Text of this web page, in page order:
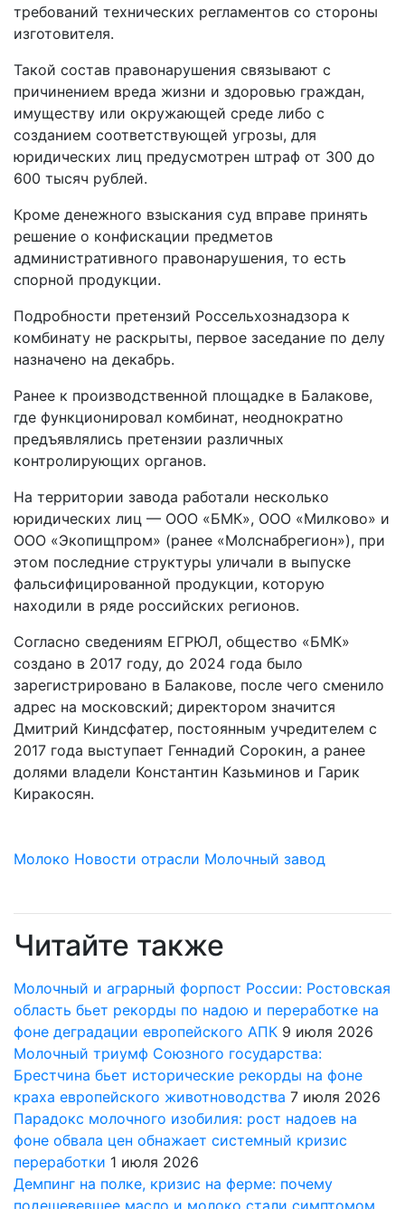
требований технических регламентов со стороны
изготовителя.
Такой состав правонарушения связывают с
причинением вреда жизни и здоровью граждан,
имуществу или окружающей среде либо с
созданием соответствующей угрозы, для
юридических лиц предусмотрен штраф от 300 до
600 тысяч рублей.
Кроме денежного взыскания суд вправе принять
решение о конфискации предметов
административного правонарушения, то есть
спорной продукции.
Подробности претензий Россельхознадзора к
комбинату не раскрыты, первое заседание по делу
назначено на декабрь.
Ранее к производственной площадке в Балакове,
где функционировал комбинат, неоднократно
предъявлялись претензии различных
контролирующих органов.
На территории завода работали несколько
юридических лиц — ООО «БМК», ООО «Милково» и
ООО «Экопищпром» (ранее «Молснабрегион»), при
этом последние структуры уличали в выпуске
фальсифицированной продукции, которую
находили в ряде российских регионов.
Согласно сведениям ЕГРЮЛ, общество «БМК»
создано в 2017 году, до 2024 года было
зарегистрировано в Балакове, после чего сменило
адрес на московский; директором значится
Дмитрий Киндсфатер, постоянным учредителем с
2017 года выступает Геннадий Сорокин, а ранее
долями владели Константин Казьминов и Гарик
Киракосян.
Молоко Новости отрасли Молочный завод
Читайте также
Молочный и аграрный форпост России: Ростовская
область бьет рекорды по надою и переработке на
фоне деградации европейского АПК 9 июля 2026
Молочный триумф Союзного государства:
Брестчина бьет исторические рекорды на фоне
краха европейского животноводства 7 июля 2026
Парадокс молочного изобилия: рост надоев на
фоне обвала цен обнажает системный кризис
переработки 1 июля 2026
Демпинг на полке, кризис на ферме: почему
подешевевшее масло и молоко стали симптомом